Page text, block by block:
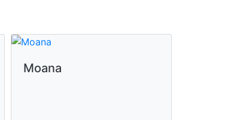
Moana